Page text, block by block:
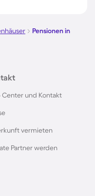
Pensionen in
Center und Kontakt
vermieten
Partner werden